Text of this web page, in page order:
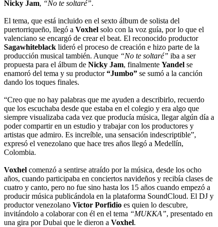
Nicky Jam, “No te soltaré”.
El tema, que está incluido en el sexto álbum de solista del
puertorriqueño, llegó a Voxhel solo con la voz guía, por lo que el
valenciano se encargó de crear el beat. El reconocido productor
Sagawhiteblack lideró el proceso de creación e hizo parte de la
producción musical también. Aunque “No te soltaré” iba a ser
propuesta para el álbum de Nicky Jam, finalmente Yandel se
enamoró del tema y su productor“Jumbo” se sumó a la canción
dando los toques finales.
“Creo que no hay palabras que me ayuden a describirlo, recuerdo
que los escuchaba desde que estaba en el colegio y era algo que
siempre visualizaba cada vez que producía música, llegar algún día a
poder compartir en un estudio y trabajar con los productores y
artistas que admiro. Es increíble, una sensación indescriptible”,
expresó el venezolano que hace tres años llegó a Medellín,
Colombia.
Voxhel comenzó a sentirse atraído por la música, desde los ocho
años, cuando participaba en conciertos navideños y recibía clases de
cuatro y canto, pero no fue sino hasta los 15 años cuando empezó a
producir música publicándola en la plataforma SoundCloud. El DJ y
productor venezolano Victor Porfidio es quien lo descubre,
invitándolo a colaborar con él en el tema “MUKKA”, presentado en
una gira por Dubai que le dieron a Voxhel.